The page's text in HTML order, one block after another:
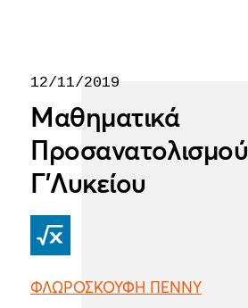
12/11/2019
Μαθηματικά
Προσανατολισμού
Γ'Λυκείου
ΦΛΩΡΟΣΚΟΥΦΗ ΠΕΝΝΥ